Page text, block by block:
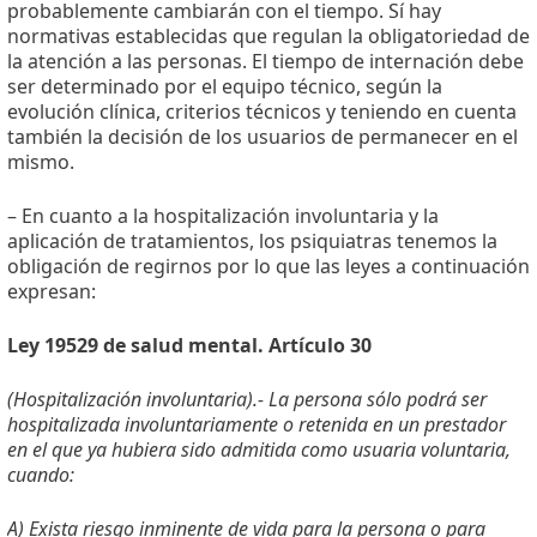
probablemente cambiarán con el tiempo. Sí hay
normativas establecidas que regulan la obligatoriedad de
la atención a las personas. El tiempo de internación debe
ser determinado por el equipo técnico, según la
evolución clínica, criterios técnicos y teniendo en cuenta
también la decisión de los usuarios de permanecer en el
mismo.
– En cuanto a la hospitalización involuntaria y la
aplicación de tratamientos, los psiquiatras tenemos la
obligación de regirnos por lo que las leyes a continuación
expresan:
Ley 19529 de salud mental. Artículo 30
(Hospitalización involuntaria).- La persona sólo podrá ser
hospitalizada involuntariamente o retenida en un prestador
en el que ya hubiera sido admitida como usuaria voluntaria,
cuando:
A) Exista riesgo inminente de vida para la persona o para